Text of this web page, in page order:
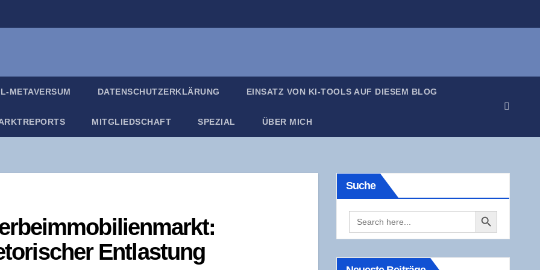
META­VER­SUM DATEN­SCHUTZ­ER­KLÄ­RUNG EIN­SATZ VON KI-TOOLS AUF DIE­SEM BLOG
MIT­GLIED­SCHAFT SPE­ZI­AL ÜBER MICH
Entlastung
Suche
Search
for:
Search Button